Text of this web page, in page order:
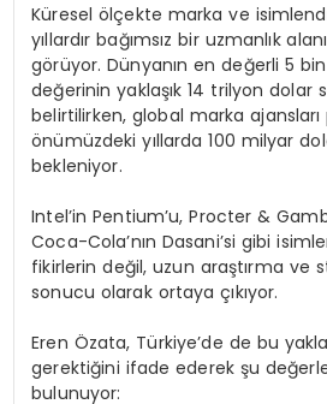
Küresel ölçekte marka ve
yıllardır bağımsız bir uzmanlık
görüyor. Dünyanın en değerli 5
değerinin yaklaşık 14 trilyon dolar
belirtilirken, global marka ajansları
önümüzdeki yıllarda 100 milyar
bekleniyor.
Intel’in Pentium’u, Procter &
Coca-Cola’nın Dasani’si gibi
fikirlerin değil, uzun araştırma ve
sonucu olarak ortaya çıkıyor.
Eren Özata, Türkiye’de de bu
gerektiğini ifade ederek şu
bulunuyor: